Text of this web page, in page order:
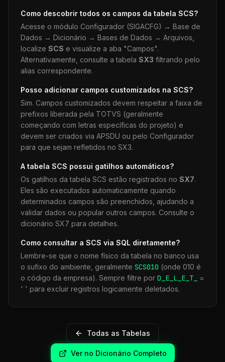
Como descobrir todos os campos da tabela SCS?
Acesse o módulo Configurador (SIGACFG) → Base de
Dados → Dicionário → Bases de Dados → Arquivos,
localize SCS e visualize a aba "Campos".
Alternativamente, consulte a tabela SX3 filtrando pelo
alias correspondente.
Posso adicionar campos customizados na SCS?
Sim. Campos customizados devem respeitar a faixa de
prefixos liberada pela TOTVS (geralmente
começando com letras específicas do projeto) e
devem ser criados via APSDU ou pelo Configurador
para que sejam refletidos no SX3.
A tabela SCS possui gatilhos automáticos?
Os gatilhos da tabela SCS estão registrados no SX7.
Eles são executados automaticamente quando
determinados campos são preenchidos, ajudando a
validar dados ou popular outros campos. Consulte o
dicionário SX7 para detalhes.
Como consultar a SCS via SQL diretamente?
Lembre-se que o nome físico da tabela no banco usa
o sufixo do ambiente, geralmente SCS010 (onde 010 é
o código da empresa). Sempre filtre por D_E_L_E_T_
=
' ' para excluir registros logicamente deletados.
Todas as Tabelas
Ver no Dicionário Completo